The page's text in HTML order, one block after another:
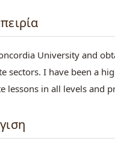
University and
sectors. I have been a
lessons in all levels and